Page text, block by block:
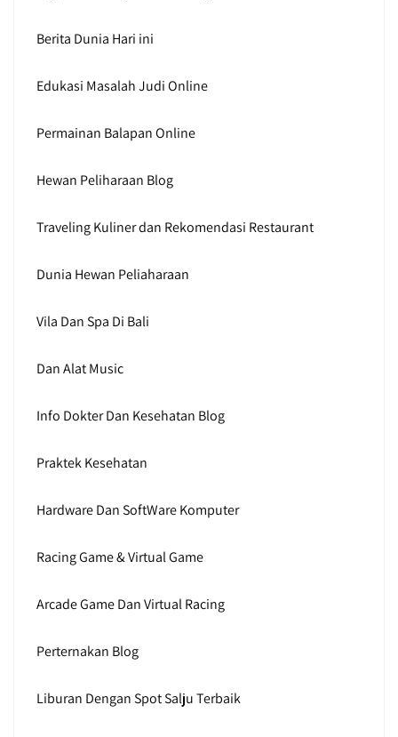
Berita Dunia Hari ini
Edukasi Masalah Judi Online
Permainan Balapan Online
Hewan Peliharaan Blog
Traveling Kuliner dan Rekomendasi Restaurant
Dunia Hewan Peliaharaan
Vila Dan Spa Di Bali
Dan Alat Music
Info Dokter Dan Kesehatan Blog
Praktek Kesehatan
Hardware Dan SoftWare Komputer
Racing Game & Virtual Game
Arcade Game Dan Virtual Racing
Perternakan Blog
Liburan Dengan Spot Salju Terbaik